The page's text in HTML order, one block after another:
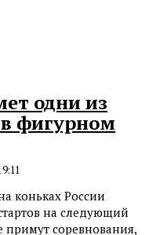
одни из
фигурном
коньках России
на следующий
примут соревнования,